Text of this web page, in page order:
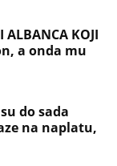
ALBANCA KOJI
a onda mu
su do sada
na naplatu,